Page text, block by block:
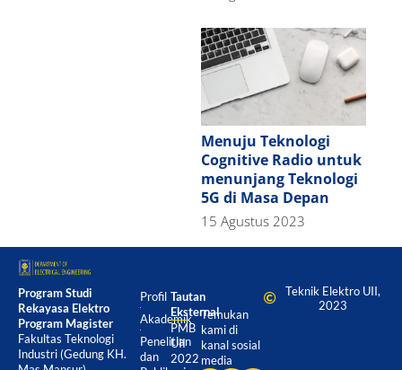
Menuju Teknologi
Cognitive Radio untuk
menunjang Teknologi
5G di Masa Depan
15 Agustus 2023
Program Studi
Rekayasa Elektro
Program Magister
Fakultas Teknologi
Industri (Gedung KH.
Profil
Akademik
Penelitian
dan
Tautan
Eksternal
PMB
UII
2022
Temukan
kami di
kanal sosial
media
Teknik Elektro UII,
2023